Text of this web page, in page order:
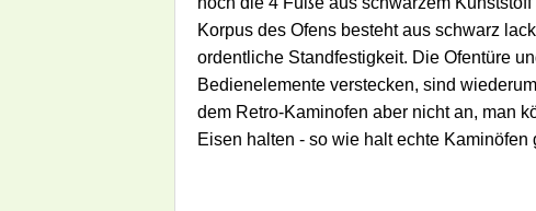
Korpus des Ofens besteht aus schwarz
ordentliche Standfestigkeit. Die Ofentüre
Bedienelemente verstecken, sind
dem Retro-Kaminofen aber nicht an, man
Eisen halten - so wie halt echte Kaminöfen